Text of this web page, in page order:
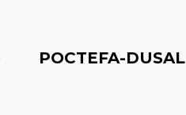
POCTEFA-DUSAL